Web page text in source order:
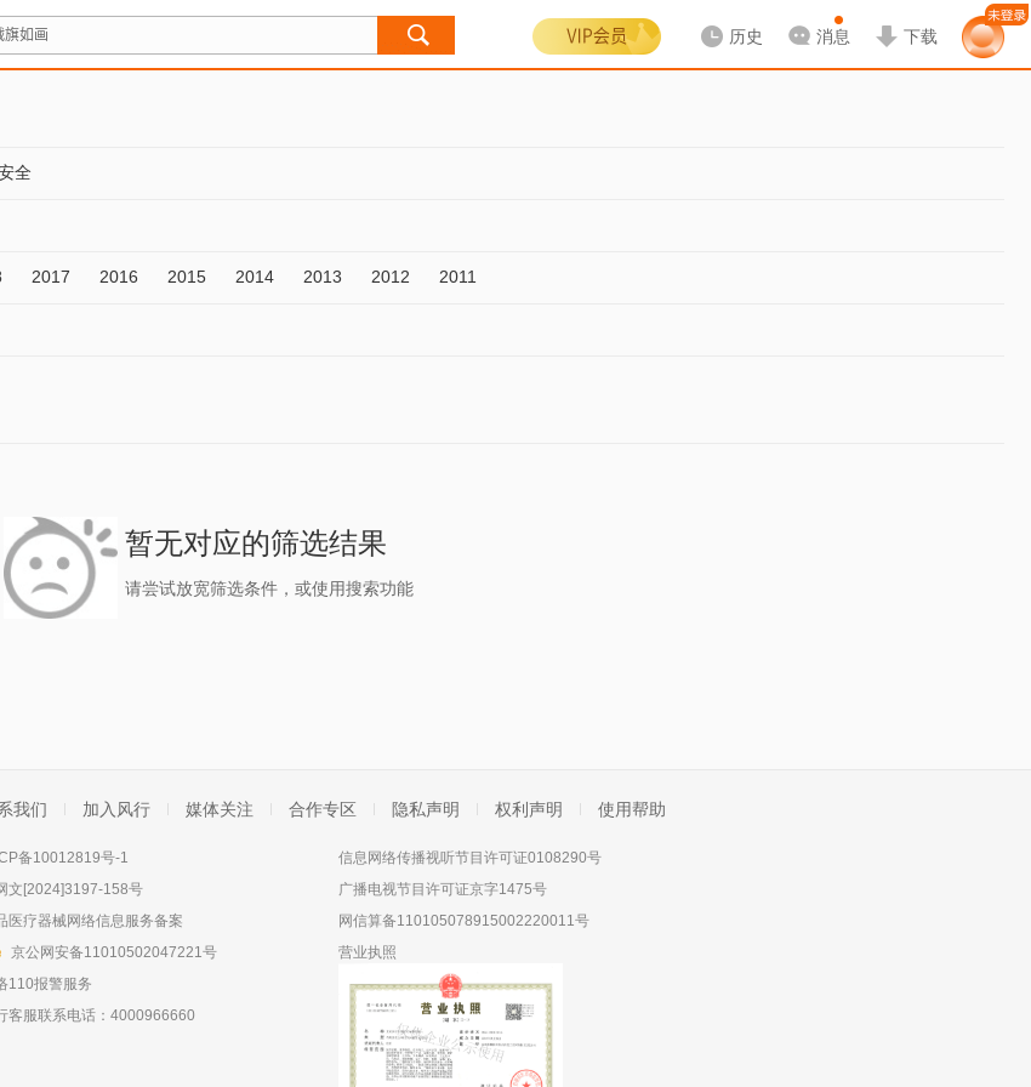
历史 消息 下载
全
2017 2016 2015 2014 2013 2012 2011
暂无对应的筛选结果
请尝试放宽筛选条件，或使用搜索功能
我们 加入风行 媒体关注 合作专区 隐私声明 权利声明 使用帮助
备10012819号-1
文[2024]3197-158号
医疗器械网络信息服务备案
京公网安备11010502047221号
110报警服务
客服联系电话：4000966660
信息网络传播视听节目许可证0108290号
广播电视节目许可证京字1475号
网信算备110105078915002220011号
营业执照